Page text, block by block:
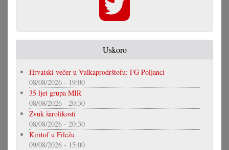
Uskoro
Hrvatski večer u Vulkaprodrštofu: FG Poljanci
08/08/2026 - 19:00
35 ljet grupa MIR
08/08/2026 - 20:30
Zvuk šarolikosti
08/08/2026 - 20:30
Kiritof u Filežu
09/08/2026 - 15:00